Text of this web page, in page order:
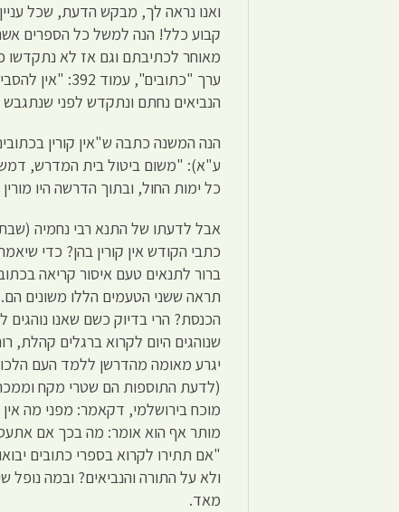
ואנו נראה לך, מבקש הדעת, שכל
קבוע כלל! הנה למשל כל הספרים
מאוחר לכתיבתם וגם אז לא נתקדשו
ערך "כתובים",
הנביאים נחתם ונתקדש לפני
הנה המשנה כתבה ש"אין קורין
ע"א): "משום ביטול בית המדרש,
כל ימות החול, ובתוך הדרשה היו
אבל לדעתו של התנא רבי נחמיה
כתבי הקודש אין קורין בהן? כדי
ברור לתנאים טעם איסור קריאה
תראה ששני הטעמים הללו משונים
הכנסת? הרי בדיוק כשם שאנו
שנוהגים היום לקרוא ברגלים קהלת,
יגרע מאומה מהדרשן ללמד העם
(לדעת התוספות הם שטרי מקח
מוכח בירושלמי, דקאמר: מפני מה
מותר אף הוא אומר: מה בכך אם
"אם תתירו לקרוא בספרי כתובים
ולא על התורה והנביאים? ובמה
מאד.